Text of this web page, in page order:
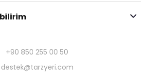
+90 850 255 00 50
destek@tarzyeri.com